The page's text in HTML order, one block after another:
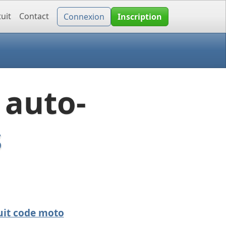
Contact Connexion Inscription
code moto